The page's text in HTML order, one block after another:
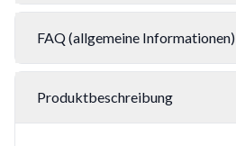
FAQ (allgemeine Informationen)
Produktbeschreibung